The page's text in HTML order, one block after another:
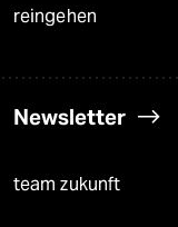
reingehen
Newsletter
team zukunft